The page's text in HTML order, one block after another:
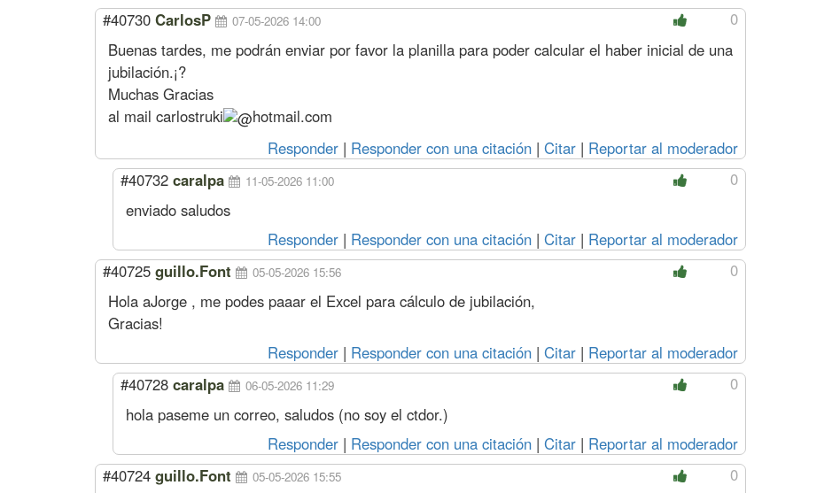
0
#40730 CarlosP 07-05-2026 14:00
Buenas tardes, me podrán enviar por favor la planilla para poder calcular el haber inicial de una
jubilación.¡?
Muchas Gracias
al mail carlostruki
hotmail.com
Responder | Responder con una citación | Citar | Reportar al moderador
0
#40732 caralpa 11-05-2026 11:00
enviado saludos
Responder | Responder con una citación | Citar | Reportar al moderador
0
#40725 guillo.Font 05-05-2026 15:56
Hola aJorge , me podes paaar el Excel para cálculo de jubilación,
Gracias!
Responder | Responder con una citación | Citar | Reportar al moderador
0
#40728 caralpa 06-05-2026 11:29
hola paseme un correo, saludos (no soy el ctdor.)
Responder | Responder con una citación | Citar | Reportar al moderador
0
#40724 guillo.Font 05-05-2026 15:55